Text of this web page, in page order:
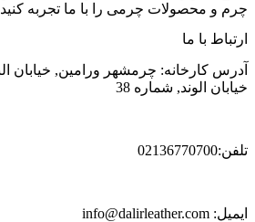
چرم و محصولات چرمی را با ما تجربه کنید
ارتباط با ما
خیابان الوند, شماره 38
تلفن:02136770700
ایمیل: info@dalirleather.com